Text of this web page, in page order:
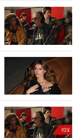
קריפטו
ויראלי
טלוויזיה
עסקי
ספורט
קריירה
ולימודים
צפו